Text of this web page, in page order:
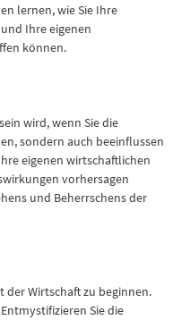
lernen, wie Sie Ihre
Ihre eigenen
können.
wird, wenn Sie die
sondern auch beeinflussen
eigenen wirtschaftlichen
vorhersagen
und Beherrschens der
der Wirtschaft zu beginnen.
Sie die